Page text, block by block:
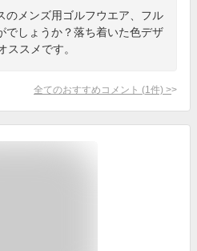
のメンズ用ゴルフウエア、フル
でしょうか？落ち着いた色デザ
ススメです。
全てのおすすめコメント (1 件) >